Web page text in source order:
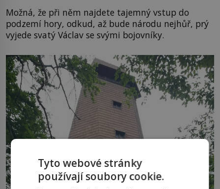
Možná, že při něm najdete tajemný vstup do
podzemí hory, odkud, až bude národu nejhůř, prý
vyjede svatý Václav se svými bojovníky.
Tyto webové stránky
používají soubory cookie.